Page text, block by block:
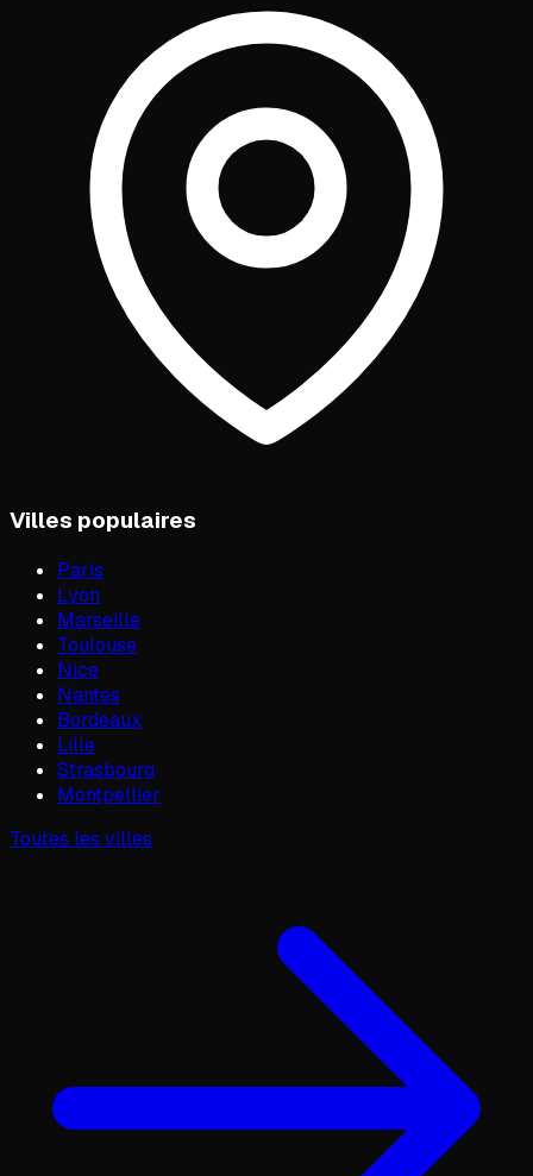
Villes populaires
Paris
Lyon
Marseille
Toulouse
Nice
Nantes
Bordeaux
Lille
Strasbourg
Montpellier
Toutes les villes